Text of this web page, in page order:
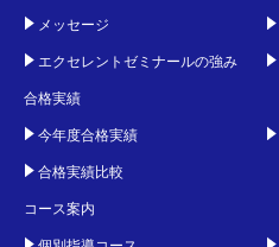
メッセージ
エクセレントゼミナールの強み
合格実績
今年度合格実績
合格実績比較
コース案内